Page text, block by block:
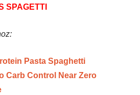
SPAGETTI
Pasta Spaghetti
Carb Control Near Zero